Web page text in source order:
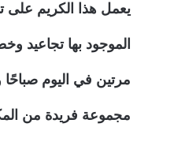
يعمل هذا الكريم على
الموجود بها تجاعيد
مرتين في اليوم
مجموعة فريدة من